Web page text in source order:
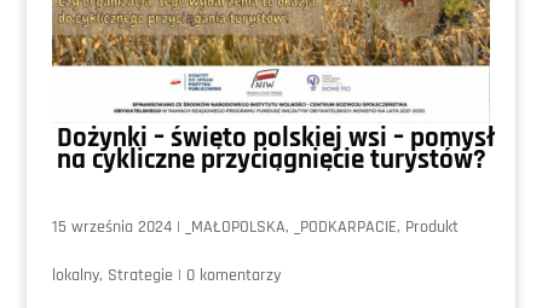
Dożynki – święto polskiej wsi – pomysł
na cykliczne przyciągnięcie turystów?
15 września 2024| _MAŁOPOLSKA, _PODKARPACIE, Produkt
lokalny, Strategie | 0 komentarzy